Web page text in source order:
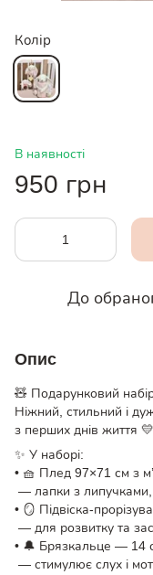
Колір
В наявності
950 грн
До
Опис
🧸 Подарунковий
Ніжний, стильний і
з перших днів життя 💛
✨ У наборі:
• 🧺 Плед 97×71 см з
— лапки з липучками,
• 🪞 Підвіска-
— для розвитку та
• 🔔 Брязкальце — 14
— стимулює слух і